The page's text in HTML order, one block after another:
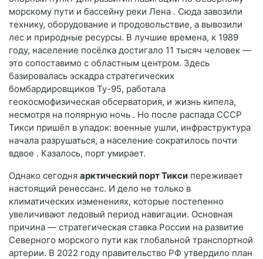
морскому пути и бассейну реки Лена . Сюда завозили
технику, оборудование и продовольствие, а вывозили
лес и природные ресурсы. В лучшие времена, к 1989
году, население посёлка достигало 11 тысяч человек —
это сопоставимо с областным центром. Здесь
базировалась эскадра стратегических
бомбардировщиков Ту-95, работала
геокосмофизическая обсерватория, и жизнь кипела,
несмотря на полярную ночь . Но после распада СССР
Тикси пришёл в упадок: военные ушли, инфраструктура
начала разрушаться, а население сократилось почти
вдвое . Казалось, порт умирает.
Однако сегодня арктический порт Тикси переживает
настоящий ренессанс. И дело не только в
климатических изменениях, которые постепенно
увеличивают ледовый период навигации. Основная
причина — стратегическая ставка России на развитие
Северного морского пути как глобальной транспортной
артерии. В 2022 году правительство РФ утвердило план